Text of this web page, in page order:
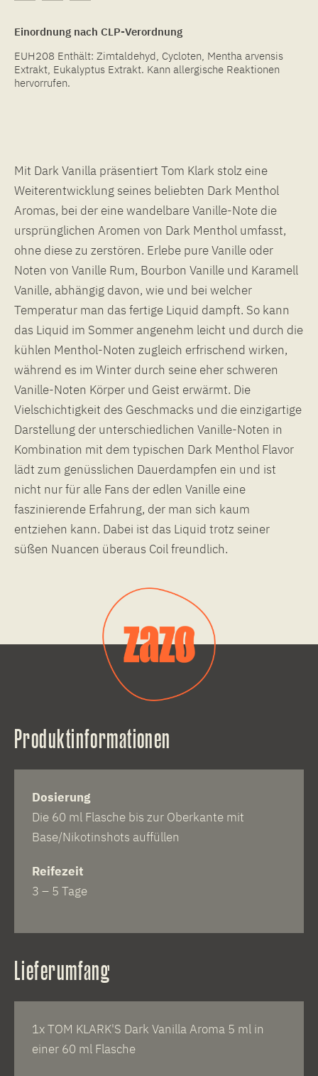
Einordnung nach CLP-Verordnung
EUH208 Enthält: Zimtaldehyd, Cycloten, Mentha arvensis
Extrakt, Eukalyptus Extrakt. Kann allergische Reaktionen
hervorrufen.
Mit Dark Vanilla präsentiert Tom Klark stolz eine
Weiterentwicklung seines beliebten Dark Menthol
Aromas, bei der eine wandelbare Vanille-Note die
ursprünglichen Aromen von Dark Menthol umfasst,
ohne diese zu zerstören. Erlebe pure Vanille oder
Noten von Vanille Rum, Bourbon Vanille und Karamell
Vanille, abhängig davon, wie und bei welcher
Temperatur man das fertige Liquid dampft. So kann
das Liquid im Sommer angenehm leicht und durch die
kühlen Menthol-Noten zugleich erfrischend wirken,
während es im Winter durch seine eher schweren
Vanille-Noten Körper und Geist erwärmt. Die
Vielschichtigkeit des Geschmacks und die einzigartige
Darstellung der unterschiedlichen Vanille-Noten in
Kombination mit dem typischen Dark Menthol Flavor
lädt zum genüsslichen Dauerdampfen ein und ist
nicht nur für alle Fans der edlen Vanille eine
faszinierende Erfahrung, der man sich kaum
entziehen kann. Dabei ist das Liquid trotz seiner
süßen Nuancen überaus Coil freundlich.
Produktinformationen
Dosierung
Die 60 ml Flasche bis zur Oberkante mit
Base/Nikotinshots auffüllen
Reifezeit
3 – 5 Tage
Lieferumfang
1x TOM KLARK'S Dark Vanilla Aroma 5 ml in
einer 60 ml Flasche